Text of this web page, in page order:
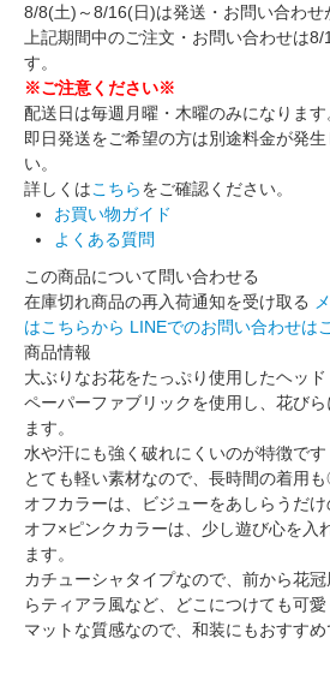
8/8(土)～8/16(日)は発送・お問い合わせ
上記期間中のご注文・お問い合わせは
す。
※ご注意ください※
配送日は毎週月曜・木曜のみになります
即日発送をご希望の方は別途料金が発
い。
詳しくはこちらをご確認ください。
お買い物ガイド
よくある質問
この商品について問い合わせる
在庫切れ商品の再入荷通知を受け取る
はこちらから LINEでのお問い合わせは
商品情報
大ぶりなお花をたっぷり使用したヘッド
ペーパーファブリックを使用し、花び
ます。
水や汗にも強く破れにくいのが特徴です
とても軽い素材なので、長時間の着用
オフカラーは、ビジューをあしらうだけ
オフ×ピンクカラーは、少し遊び心を入
ます。
カチューシャタイプなので、前から花
らティアラ風など、どこにつけても可
マットな質感なので、和装にもおすすめ